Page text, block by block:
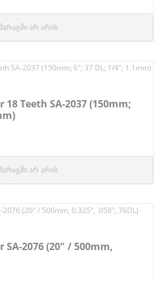
მარაგში არ არის
Teeth SA-2037 (150mm;
მარაგში არ არის
2076 (20" / 500mm,